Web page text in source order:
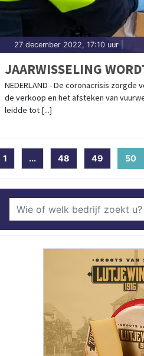
27 december 2022, 17:10 uur
JAARWISSELING
NEDERLAND - De coronacrisis zorgde
de verkoop en het afsteken van
leidde tot [...]
1 ... 48 49 50